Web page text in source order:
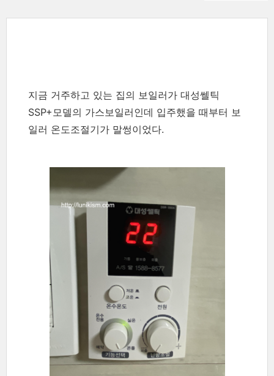
지금 거주하고 있는 집의 보일러가 대성쎌틱
SSP+모델의 가스보일러인데 입주했을 때부터 보
일러 온도조절기가 말썽이었다.